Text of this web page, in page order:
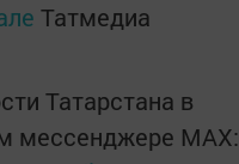
Татмедиа
Татарстана в
мессенджере MАХ: